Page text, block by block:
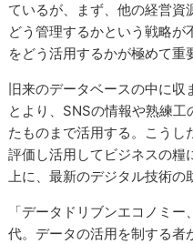
ているが、まず、他の経営資
どう管理するかという戦略が
をどう活用するかが極めて重
旧来のデータベースの中に
とより、SNSの情報や熟練
たものまで活用する。こうし
評価し活用してビジネスの糧
上に、最新のデジタル技術の
「データドリブンエコノミ
代。データの活用を制する者